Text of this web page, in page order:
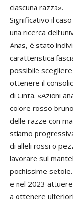
ciascuna razza».
Significativo il
una ricerca
Anas, è stato
caratteristica
possibile
ottenere il
di Cinta. «Azioni
colore rosso
delle razze con
stiamo
di alleli rossi o
lavorare sul
pochissime
e nel 2023
a ottenere